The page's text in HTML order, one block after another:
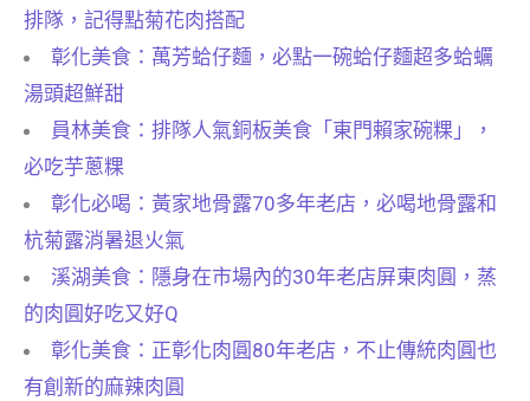
排隊，記得點菊花肉搭配
彰化美食：萬芳蛤仔麵，必點一碗蛤仔麵超多蛤蠣
湯頭超鮮甜
員林美食：排隊人氣銅板美食「東門賴家碗粿」，
必吃芋蔥粿
彰化必喝：黃家地骨露70多年老店，必喝地骨露和
杭菊露消暑退火氣
溪湖美食：隱身在市場內的30年老店屏東肉圓，蒸
的肉圓好吃又好Q
彰化美食：正彰化肉圓80年老店，不止傳統肉圓也
有創新的麻辣肉圓